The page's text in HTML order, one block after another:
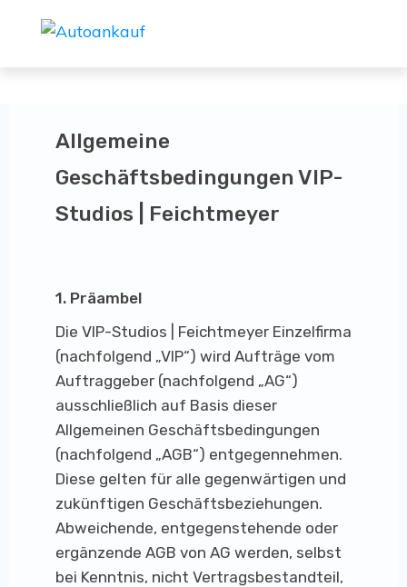
​​Allgemeine
Geschäftsbedingungen VIP-
Studios | Feichtmeyer
​1. Präambel
Die VIP-Studios | Feichtmeyer ​Einzelfirma
(nachfolgend „VIP“) wird Aufträge vom
Auftraggeber (nachfolgend „AG“)
ausschließlich auf Basis dieser
Allgemeinen Geschäftsbedingungen
(nachfolgend „AGB“) entgegennehmen.
Diese gelten für alle gegenwärtigen und
zukünftigen Geschäftsbeziehungen.
Abweichende, entgegenstehende oder
ergänzende AGB von AG werden, selbst
bei Kenntnis, nicht Vertragsbestandteil,